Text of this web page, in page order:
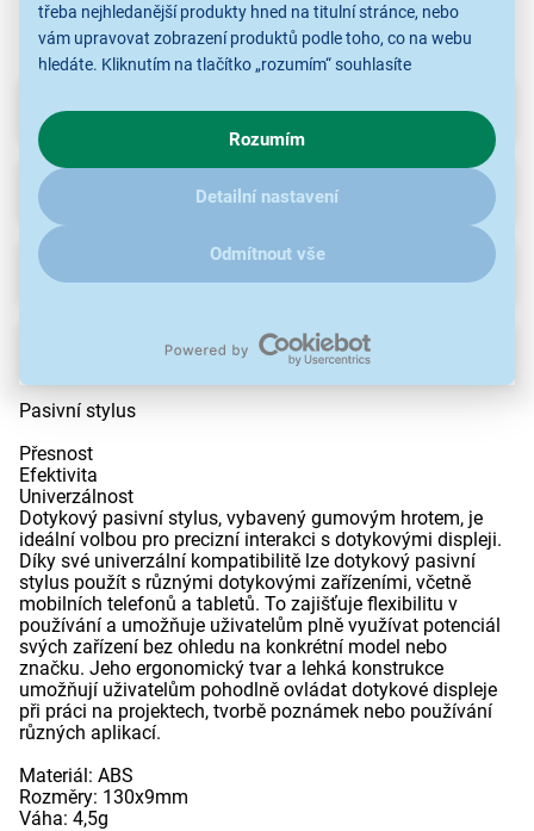
třeba nejhledanější produkty hned na titulní stránce, nebo
vám upravovat zobrazení produktů podle toho, co na webu
hledáte. Kliknutím na tlačítko „rozumím“ souhlasíte
chování na webu pro zobrazení cílených reklam. Pokud vás
zajímají detaily, jak u nás s cookies a dalšími údaji pracujeme,
kliknětesem.
Rozumím
Detailní nastavení
Odmítnout vše
Popis
Pasivní stylus
Přesnost
Efektivita
Univerzálnost
Dotykový pasivní stylus, vybavený gumovým hrotem, je
ideální volbou pro precizní interakci s dotykovými displeji.
Díky své univerzální kompatibilitě lze dotykový pasivní
stylus použít s různými dotykovými zařízeními, včetně
mobilních telefonů a tabletů. To zajišťuje flexibilitu v
používání a umožňuje uživatelům plně využívat potenciál
svých zařízení bez ohledu na konkrétní model nebo
značku. Jeho ergonomický tvar a lehká konstrukce
umožňují uživatelům pohodlně ovládat dotykové displeje
při práci na projektech, tvorbě poznámek nebo používání
různých aplikací.
Materiál: ABS
Rozměry: 130x9mm
Váha: 4,5g
Parametry
Recenze (7)